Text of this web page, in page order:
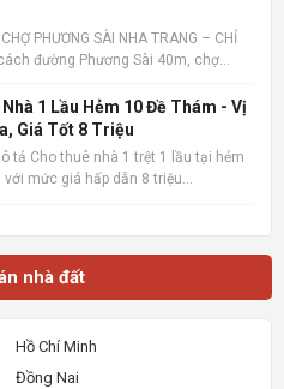
PHƯƠNG SÀI NHA TRANG – CHỈ
đường Phương Sài 40m, chợ
hoàn công • Trệt: khách
1 Lầu Hẻm 10 Đề Thám - Vị
Giá Tốt 8 Triệu
tả Cho thuê nhà 1 trệt 1 lầu tại hẻm
với mức giá hấp dẫn 8 triệu
nhà đất
Hồ Chí Minh
Đồng Nai